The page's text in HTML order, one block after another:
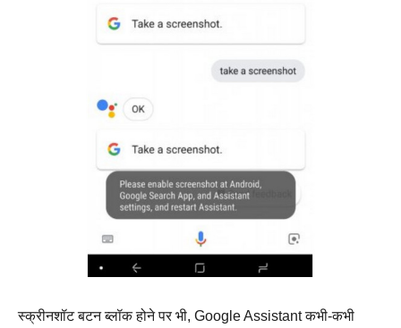
स्क्रीनशॉट बटन ब्लॉक होने पर भी, Google Assistant कभी-कभी